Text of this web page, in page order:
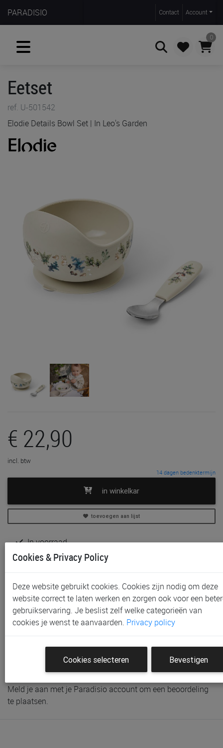
PARADISIO Contact Account
0
Eetset
ref. U-501542
Elodie Details Bowl Set | In Leo's Garden
€ 22,90
incl. btw
14 dagen bedenktermijn
in winkelkar
toevoegen aan lijst
In voorraad
Gratis (en direct) af te halen in onze
Gent, Sint-Niklaas en Waregem
Productinformatie & specificaties
Voorraad bij Paradisio
Klantenbeoordelingen
Schrijf de eerste beoordeling
Meld je aan met je Paradisio account om een beoordeling
te plaatsen.
Cookies & Privacy Policy
Deze website gebruikt cookies. Cookies zijn nodig om deze
website correct te laten werken en zorgen ook voor een
gebruikservaring. Je beslist zelf welke categorieën van
cookies je wenst te aanvaarden. Privacy policy
Cookies selecteren Bevestigen